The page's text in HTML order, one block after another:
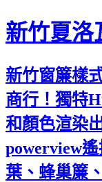
新竹夏洛
新竹窗簾樣
商行！獨特
和顏色渲染
powerview
葉、蜂巢簾